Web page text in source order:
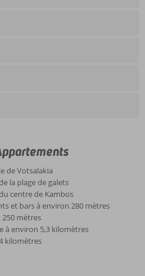
de Votsalakia
la plage de galets
centre de Kambos
et bars à environ 280 mètres
mètres
à environ 5,3 kilomètres
kilomètres